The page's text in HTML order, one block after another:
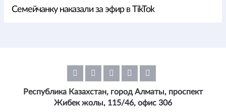
Семейчанку наказали за эфир в TikTok
Республика Казахстан, город Алматы, проспект
Жибек жолы, 115/46, офис 306